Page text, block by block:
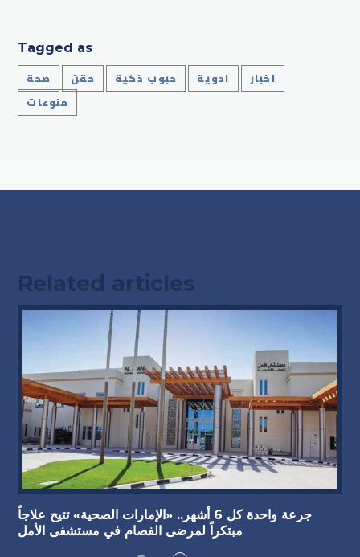
Tagged as
اخبار ادوية حبوب ذكية حقن
صحة
منوعات
Related articles
جرعة واحدة كل 6 أشهر.. «الإمارات الصحية» تتيح علاجاً
مبتكراً لمرضى الفصام في مستشفى الأمل